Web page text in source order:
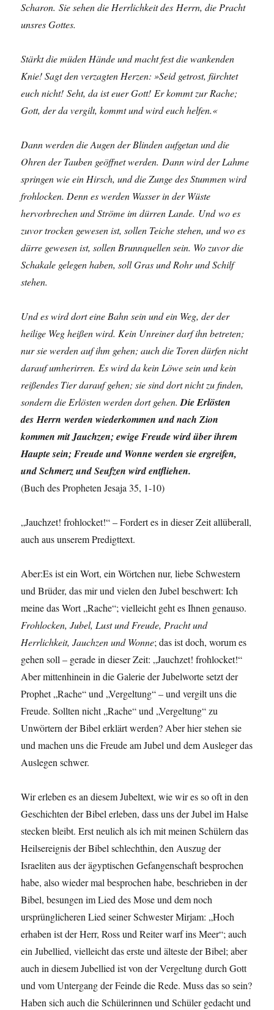
Scharon. Sie sehen die Herrlichkeit des Herrn, die Pracht
unsres Gottes.
Stärkt die müden Hände und macht fest die wankenden
Knie! Sagt den verzagten Herzen: »Seid getrost, fürchtet
euch nicht! Seht, da ist euer Gott! Er kommt zur Rache;
Gott, der da vergilt, kommt und wird euch helfen.«
Dann werden die Augen der Blinden aufgetan und die
Ohren der Tauben geöffnet werden. Dann wird der Lahme
springen wie ein Hirsch, und die Zunge des Stummen wird
frohlocken. Denn es werden Wasser in der Wüste
hervorbrechen und Ströme im dürren Lande. Und wo es
zuvor trocken gewesen ist, sollen Teiche stehen, und wo es
dürre gewesen ist, sollen Brunnquellen sein. Wo zuvor die
Schakale gelegen haben, soll Gras und Rohr und Schilf
stehen.
Und es wird dort eine Bahn sein und ein Weg, der der
heilige Weg heißen wird. Kein Unreiner darf ihn betreten;
nur sie werden auf ihm gehen; auch die Toren dürfen nicht
darauf umherirren. Es wird da kein Löwe sein und kein
reißendes Tier darauf gehen; sie sind dort nicht zu finden,
sondern die Erlösten werden dort gehen.Die Erlösten
des Herrn werden wiederkommen und nach Zion
kommen mit Jauchzen; ewige Freude wird über ihrem
Haupte sein; Freude und Wonne werden sie ergreifen,
und Schmerz und Seufzen wird entfliehen.
(Buch des Propheten Jesaja 35, 1-10)
„Jauchzet! frohlocket!“ – Fordert es in dieser Zeit allüberall,
auch aus unserem Predigttext.
Aber:Es ist ein Wort, ein Wörtchen nur, liebe Schwestern
und Brüder, das mir und vielen den Jubel beschwert: Ich
meine das Wort „Rache“; vielleicht geht es Ihnen genauso.
Frohlocken, Jubel, Lust und Freude, Pracht und
Herrlichkeit, Jauchzen und Wonne; das ist doch, worum es
gehen soll – gerade in dieser Zeit: „Jauchzet! frohlocket!“
Aber mittenhinein in die Galerie der Jubelworte setzt der
Prophet „Rache“ und „Vergeltung“ – und vergilt uns die
Freude. Sollten nicht „Rache“ und „Vergeltung“ zu
Unwörtern der Bibel erklärt werden? Aber hier stehen sie
und machen uns die Freude am Jubel und dem Ausleger das
Auslegen schwer.
Wir erleben es an diesem Jubeltext, wie wir es so oft in den
Geschichten der Bibel erleben, dass uns der Jubel im Halse
stecken bleibt. Erst neulich als ich mit meinen Schülern das
Heilsereignis der Bibel schlechthin, den Auszug der
Israeliten aus der ägyptischen Gefangenschaft besprochen
habe, also wieder mal besprochen habe, beschrieben in der
Bibel, besungen im Lied des Mose und dem noch
ursprünglicheren Lied seiner Schwester Mirjam: „Hoch
erhaben ist der Herr, Ross und Reiter warf ins Meer“; auch
ein Jubellied, vielleicht das erste und älteste der Bibel; aber
auch in diesem Jubellied ist von der Vergeltung durch Gott
und vom Untergang der Feinde die Rede. Muss das so sein?
Haben sich auch die Schülerinnen und Schüler gedacht und